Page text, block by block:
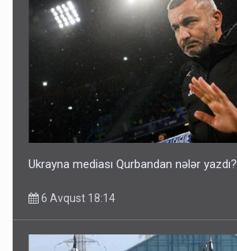
Ukrayna mediası Qurbandan nələr yazdı?
6 Avqust 18:14